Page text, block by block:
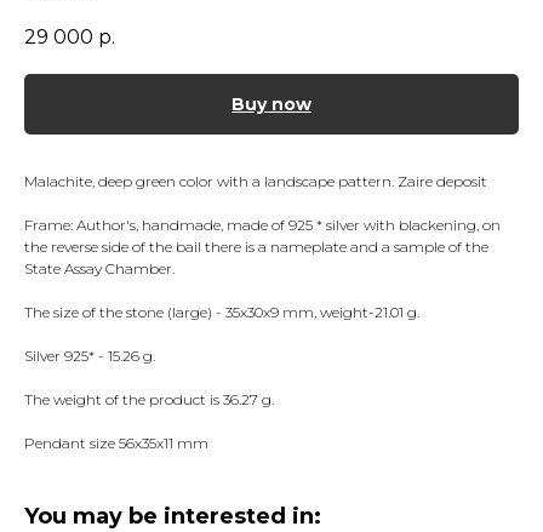
29 000 р.
Buy now
Malachite, deep green color with a landscape pattern. Zaire deposit
Frame: Author's, handmade, made of 925 * silver with blackening, on
the reverse side of the bail there is a nameplate and a sample of the
State Assay Chamber.
The size of the stone (large) - 35x30x9 mm, weight-21.01 g.
Silver 925* - 15.26 g.
The weight of the product is 36.27 g.
Pendant size 56x35x11 mm
You may be interested in: